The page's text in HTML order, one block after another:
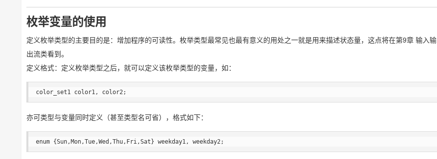
枚举变量的使用
定义枚举类型的主要目的是：增加程序的可读性。枚举类型最常见也最有意义的用处之一就是用来描述状态量，这点将在第9章 输入输
出流类看到。
定义格式：定义枚举类型之后，就可以定义该枚举类型的变量，如：
color_set1 color1, color2;
亦可类型与变量同时定义（甚至类型名可省），格式如下：
enum {Sun,Mon,Tue,Wed,Thu,Fri,Sat} weekday1, weekday2;